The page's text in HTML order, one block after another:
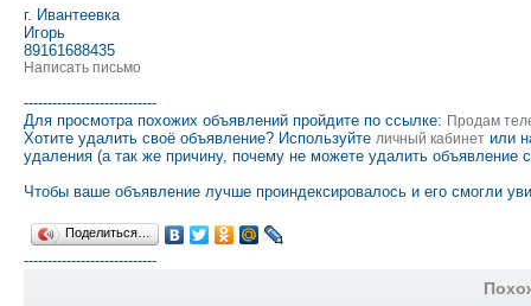
г. Ивантеевка
Игорь
89161688435
Написать письмо
----------------------------
Для просмотра похожих объявлений пройдите по ссылке: Продам
Хотите удалить своё объявление? Используйте личный кабинет или
удаления (а так же причину, почему не можете удалить объявление
Чтобы ваше объявление лучше проиндексировалось и его смогли
Поделиться…
----------------------------